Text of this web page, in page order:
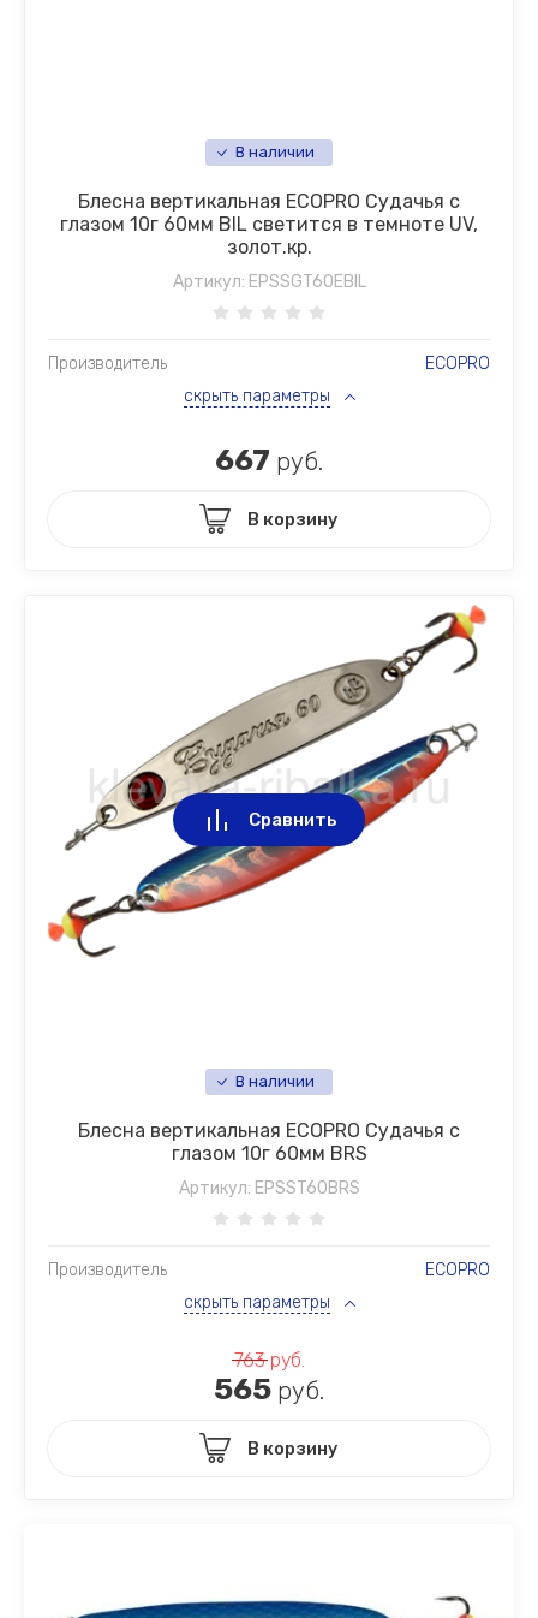
В наличии
Блесна вертикальная ECOPRO Судачья с
глазом 10г 60мм BIL светится в темноте UV,
золот.кр.
Артикул: EPSSGT60EBIL
Производитель
ECOPRO
скрыть параметры
667 руб.
В корзину
В наличии
Блесна вертикальная ECOPRO Судачья с
глазом 10г 60мм BRS
Артикул: EPSST60BRS
Производитель
ECOPRO
скрыть параметры
Сравнить
763руб.
565 руб.
В корзину